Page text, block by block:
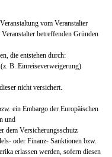
vom Veranstalter
betreffenden Gründen
die entstehen durch:
B. Einreiseverweigerung)
nicht versichert.
ein Embargo der Europäischen
und
dem Versicherungsschutz
oder Finanz- Sanktionen bzw.
erlassen werden, sofern diesen